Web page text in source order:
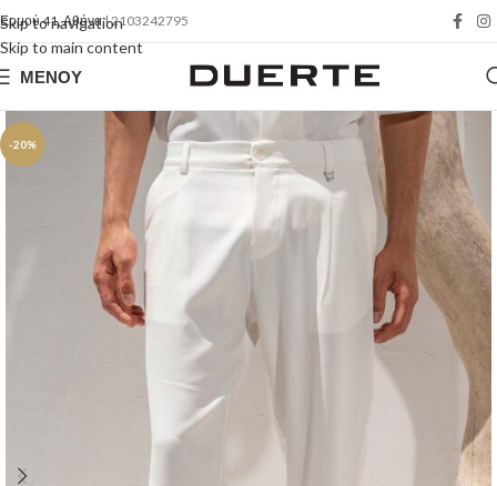
Skip to navigation
Skip to main content
Ερμού 41, Αθήνα| 2103242795
ΜΕΝΟΎ
-20%